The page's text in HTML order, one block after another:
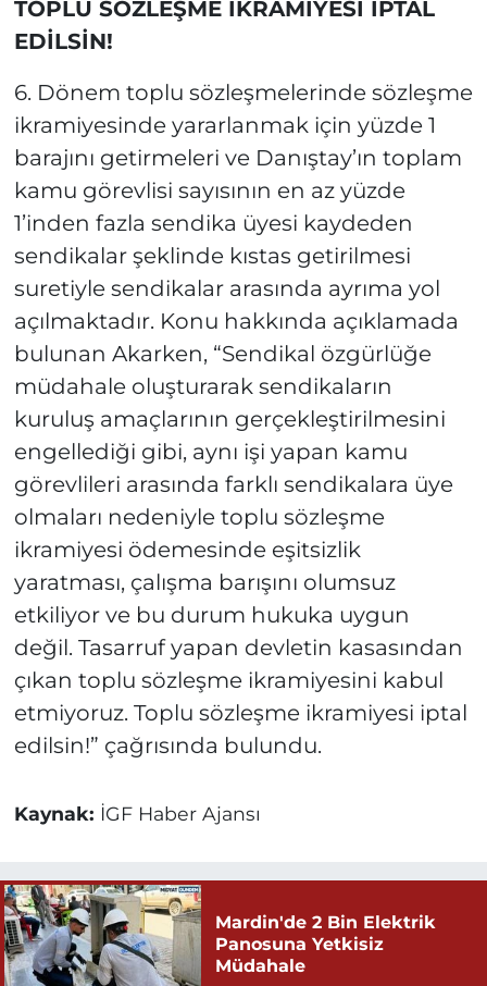
TOPLU SÖZLEŞME İKRAMİYESİ İPTAL
EDİLSİN!
6. Dönem toplu sözleşmelerinde sözleşme
ikramiyesinde yararlanmak için yüzde 1
barajını getirmeleri ve Danıştay’ın toplam
kamu görevlisi sayısının en az yüzde
1’inden fazla sendika üyesi kaydeden
sendikalar şeklinde kıstas getirilmesi
suretiyle sendikalar arasında ayrıma yol
açılmaktadır. Konu hakkında açıklamada
bulunan Akarken, “Sendikal özgürlüğe
müdahale oluşturarak sendikaların
kuruluş amaçlarının gerçekleştirilmesini
engellediği gibi, aynı işi yapan kamu
görevlileri arasında farklı sendikalara üye
olmaları nedeniyle toplu sözleşme
ikramiyesi ödemesinde eşitsizlik
yaratması, çalışma barışını olumsuz
etkiliyor ve bu durum hukuka uygun
değil. Tasarruf yapan devletin kasasından
çıkan toplu sözleşme ikramiyesini kabul
etmiyoruz. Toplu sözleşme ikramiyesi iptal
edilsin!” çağrısında bulundu.
Kaynak: İGF Haber Ajansı
Mardin'de 2 Bin Elektrik
Panosuna Yetkisiz
Müdahale